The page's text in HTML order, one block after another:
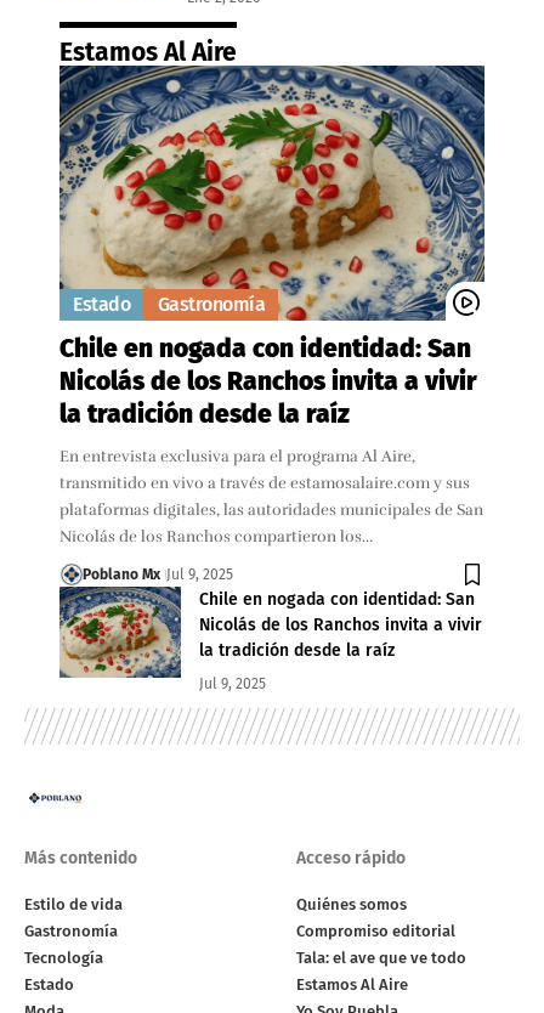
Estamos Al Aire
Estado Gastronomía
Chile en nogada con identidad: San
Nicolás de los Ranchos invita a vivir
la tradición desde la raíz
En entrevista exclusiva para el programa Al Aire,
transmitido en vivo a través de estamosalaire.com y sus
plataformas digitales, las autoridades municipales de San
Nicolás de los Ranchos compartieron los…
Poblano Mx Jul 9, 2025
Chile en nogada con identidad: San
Nicolás de los Ranchos invita a vivir
la tradición desde la raíz
Jul 9, 2025
Más contenido
Estilo de vida
Gastronomía
Tecnología
Estado
Acceso rápido
Quiénes somos
Compromiso editorial
Tala: el ave que ve todo
Estamos Al Aire